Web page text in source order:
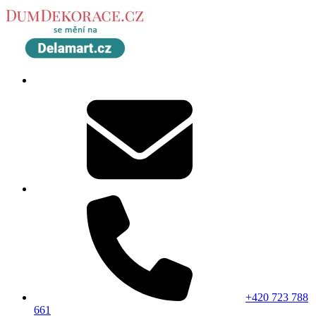
+420 723 788
661